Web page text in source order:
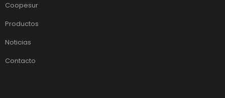
Coopesur
Productos
Noticias
Contacto